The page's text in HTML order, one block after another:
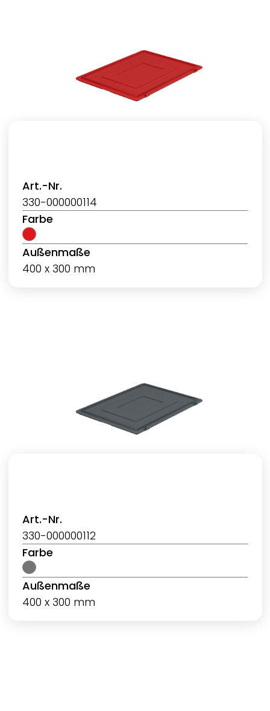
Art.-Nr.
330-000000114
Farbe
Außenmaße
400 x 300 mm
Art.-Nr.
330-000000112
Farbe
Außenmaße
400 x 300 mm